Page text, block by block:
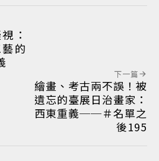
：
的
下一篇
繪畫、考古兩不誤！被
遺忘的臺展日治畫家：
西東重義──＃名單之
後195